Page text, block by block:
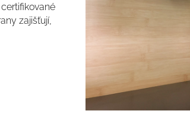
zajišťují,